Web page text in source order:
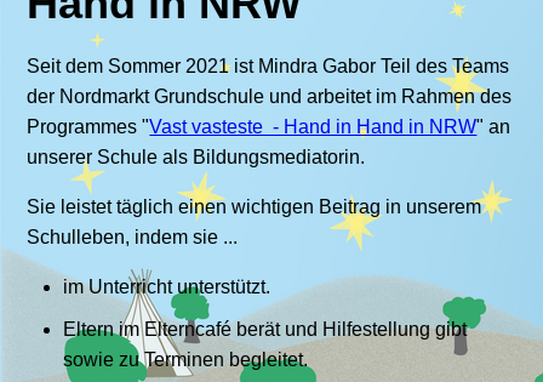
Seit dem Sommer 2021 ist Mindra Gabor Teil des Teams
der Nordmarkt Grundschule und arbeitet im Rahmen des
Programmes "Vast vasteste - Hand in Hand in NRW" an
unserer Schule als Bildungsmediatorin.
Sie leistet täglich einen wichtigen Beitrag in unserem
Schulleben, indem sie ...
im Unterricht unterstützt.
Eltern im Elterncafé berät und Hilfestellung gibt
sowie zu Terminen begleitet.